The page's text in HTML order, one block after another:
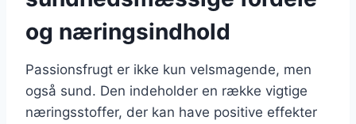
og næringsindhold
Passionsfrugt er ikke kun velsmagende, men
også sund. Den indeholder en række vigtige
næringsstoffer, der kan have positive effekter